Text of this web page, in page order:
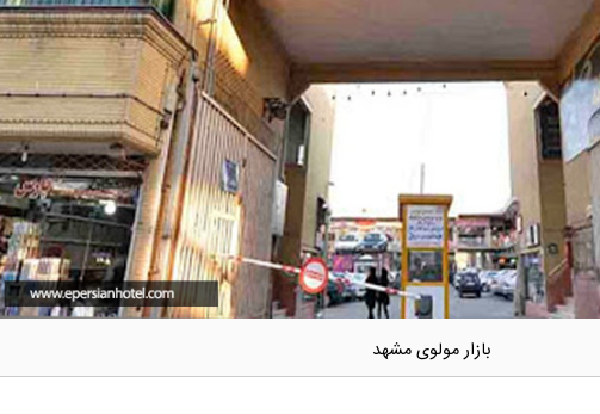
بازار مولوی مشهد